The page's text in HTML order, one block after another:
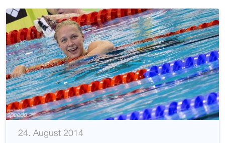
24. August 2014